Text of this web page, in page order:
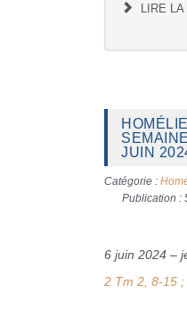
LIRE
JUIN
Catégorie :
Publication :
6 juin 2024 –
2 Tm 2, 8-15